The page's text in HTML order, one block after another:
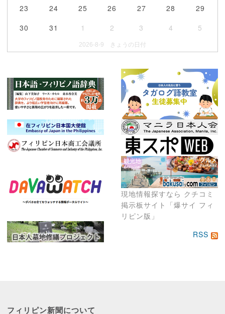
現地情報探すなら クチコミ
掲示板サイト「爆サイ フィ
リピン版」
23
24 25 26 27 28
29
30
31 1 2 3 4 5
2026-8-9 きょうの日付
RSS
フィリピン新聞について